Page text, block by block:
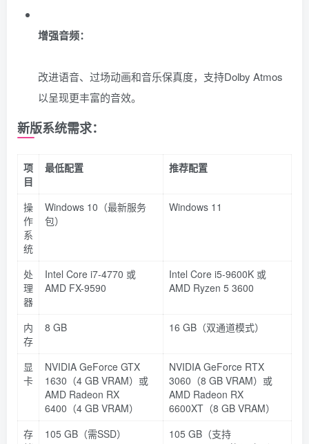
增强音频：
改进语音、过场动画和音乐保真度，支持Dolby Atmos
以呈现更丰富的音效。
新版系统需求：
项
目
最低配置 推荐配置
操
作
系
统
Windows 10（最新服务
包）
Windows 11
处
理
器
Intel Core i7-4770 或
AMD FX-9590
Intel Core i5-9600K 或
AMD Ryzen 5 3600
内
存
8 GB 16 GB（双通道模式）
显
卡
NVIDIA GeForce GTX
1630（4 GB VRAM）或
AMD Radeon RX
6400（4 GB VRAM）
NVIDIA GeForce RTX
3060（8 GB VRAM）或
AMD Radeon RX
6600XT（8 GB VRAM）
存
105 GB（需SSD）
105 GB（支持